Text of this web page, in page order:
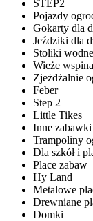
STEP2
Pojazdy
Gokarty dla
Jeździki dla
Stoliki
Wieże
Zjeżdżalnie
Feber
Step 2
Little Tikes
Inne
Trampoliny
Dla szkół i
Place zabaw
Hy Land
Metalowe
Drewniane
Domki